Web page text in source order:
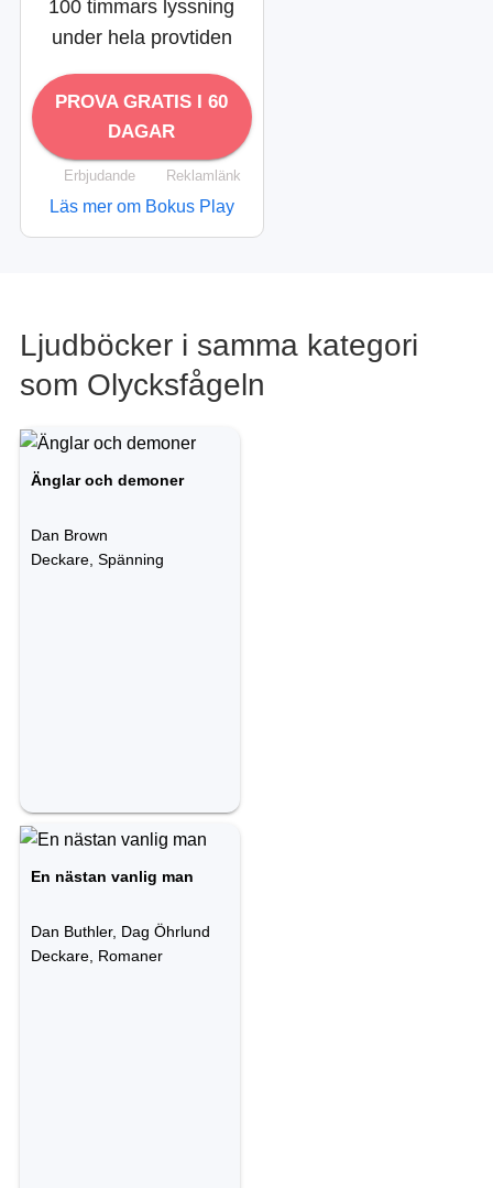
100 timmars lyssning
under hela provtiden
PROVA GRATIS I 60
DAGAR
Erbjudande Reklamlänk
Läs mer om Bokus Play
Ljudböcker i samma kategori
som Olycksfågeln
Änglar och demoner
Dan Brown
Deckare, Spänning
En nästan vanlig man
Dan Buthler, Dag Öhrlund
Deckare, Romaner